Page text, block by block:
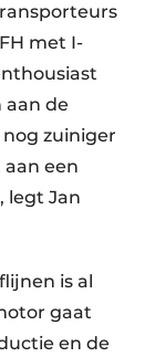
met I-
aan de
zuiniger
een
legt Jan
is al
gaat
en de